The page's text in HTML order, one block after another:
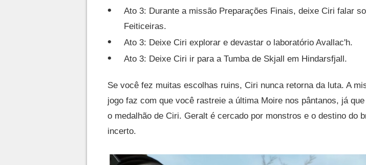
Ato 3: Durante a missão Preparações Finais, deixe Ciri falar
Feiticeiras.
Ato 3: Deixe Ciri explorar e devastar o laboratório Avallac'h.
Ato 3: Deixe Ciri ir para a Tumba de Skjall em Hindarsfjall.
Se você fez muitas escolhas ruins, Ciri nunca retorna da luta. A
jogo faz com que você rastreie a última Moire nos pântanos, já
o medalhão de Ciri. Geralt é cercado por monstros e o destino do
incerto.